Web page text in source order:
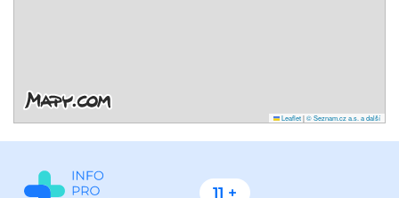
Leaflet|© Seznam.cz a.s. a další
11 +